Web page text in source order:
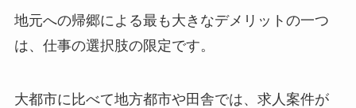
地元への帰郷による最も大きなデメリットの一つ
は、仕事の選択肢の限定です。
大都市に比べて地方都市や田舎では、求人案件が